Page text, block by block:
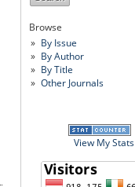
Browse
By Issue
By Author
By Title
Other Journals
View My Stats